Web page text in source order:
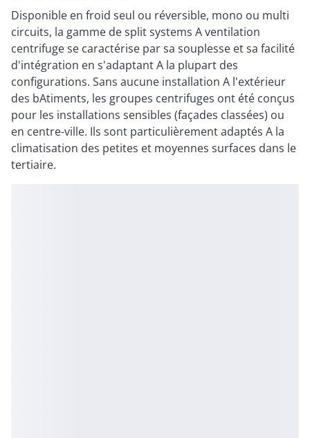
Disponible en froid seul ou réversible, mono ou multi
circuits, la gamme de split systems A ventilation
centrifuge se caractérise par sa souplesse et sa facilité
d'intégration en s'adaptant A la plupart des
configurations. Sans aucune installation A l'extérieur
des bAtiments, les groupes centrifuges ont été conçus
pour les installations sensibles (façades classées) ou
en centre-ville. Ils sont particulièrement adaptés A la
climatisation des petites et moyennes surfaces dans le
tertiaire.